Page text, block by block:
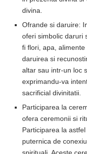
divina.
Ofrande si daruire:
oferi simbolic daruri
fi flori, apa,
daruirea si
altar sau intr-un loc
exprimandu-va
sacrificial divinitatii.
Participarea la
ofera ceremonii si
Participarea la
puternica de